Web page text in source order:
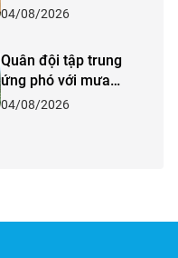
quản lý Quỹ phòng
04/08/2026
Quân đội tập trung
ứng phó với mưa
lớn, lũ quét, sạt lở
04/08/2026